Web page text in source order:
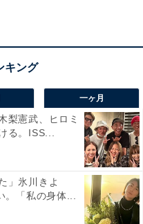
一ヶ月
梨憲武、ヒロミ
る。ISS...
」氷川きよ
。「私の身体...